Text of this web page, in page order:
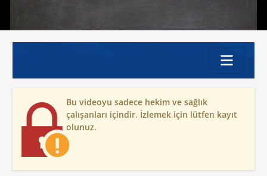
Bu videoyu sadece hekim ve sağlık
çalışanları içindir. İzlemek için lütfen kayıt
olunuz.